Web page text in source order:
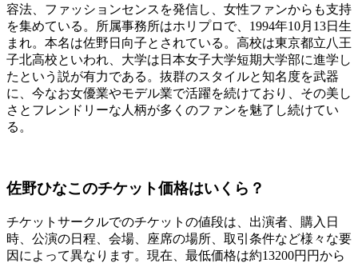
容法、ファッションセンスを発信し、女性ファンからも支持
を集めている。所属事務所はホリプロで、1994年10月13日生
まれ。本名は佐野日向子とされている。高校は東京都立八王
子北高校といわれ、大学は日本女子大学短期大学部に進学し
たという説が有力である。抜群のスタイルと知名度を武器
に、今なお女優業やモデル業で活躍を続けており、その美し
さとフレンドリーな人柄が多くのファンを魅了し続けてい
る。
佐野ひなこのチケット価格はいくら？
チケットサークルでのチケットの値段は、出演者、購入日
時、公演の日程、会場、座席の場所、取引条件など様々な要
因によって異なります。現在、最低価格は約13200円円から